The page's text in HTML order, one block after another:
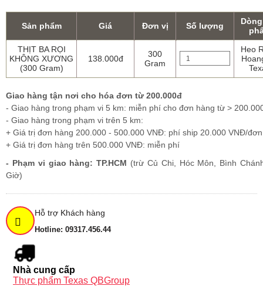
Sản phẩm Giá Đơn vị Số lượng
THỊT BA RỌI
KHÔNG XƯƠNG
(300 Gram)
138.000đ
300
Gram
Heo
Giao hàng tận nơi cho hóa đơn từ 200.000đ
- Giao hàng trong phạm vi 5 km: miễn phí cho đơn hàng từ >
- Giao hàng trong phạm vi trên 5 km:
+ Giá trị đơn hàng 200.000 - 500.000 VNĐ: phí ship 20.000 VNĐ/đơn
+ Giá trị đơn hàng trên 500.000 VNĐ: miễn phí
- Phạm vi giao hàng: TP.HCM (trừ Củ Chi, Hóc Môn, Bình
Giờ)
Hỗ trợ Khách hàng
Hotline: 09317.456.44
Nhà cung cấp
Thực phẩm Texas QBGroup